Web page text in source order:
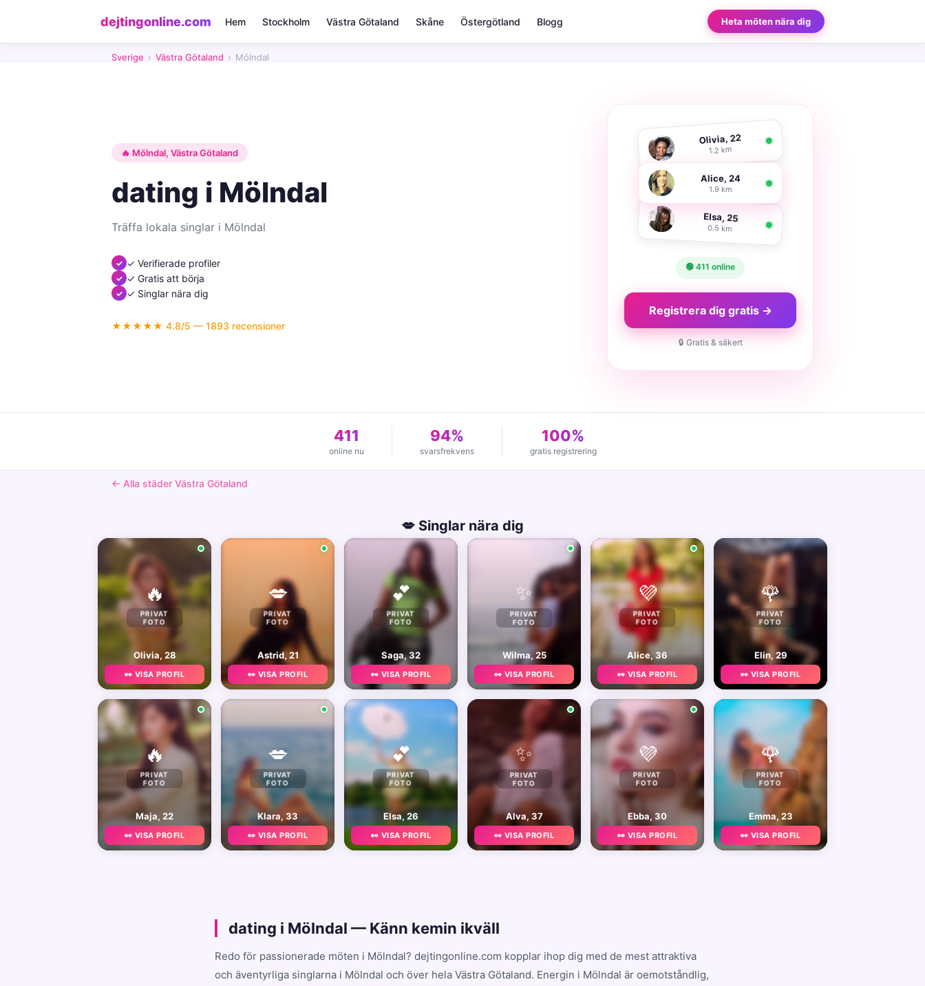
dejtingonline.com Hem Stockholm Västra Götaland Skåne Östergötland Blogg Heta möten nära dig
Sverige › Västra Götaland › Mölndal
🔥 Mölndal, Västra Götaland
dating i Mölndal
Träffa lokala singlar i Mölndal
✓ Verifierade profiler
✓ Gratis att börja
✓ Singlar nära dig
★★★★★ 4.8/5 — 1893 recensioner
Olivia, 22
1.2 km
Alice, 24
1.9 km
Elsa, 25
0.5 km
🟢 411 online
Registrera dig gratis →
🔒 Gratis & säkert
411
online nu
94%
svarsfrekvens
100%
gratis registrering
← Alla städer Västra Götaland
💋 Singlar nära dig
🔥
PRIVAT
FOTO
Olivia, 28
👀 VISA PROFIL
💋
PRIVAT
FOTO
Astrid, 21
👀 VISA PROFIL
💕
PRIVAT
FOTO
Saga, 32
👀 VISA PROFIL
✨
PRIVAT
FOTO
Wilma, 25
👀 VISA PROFIL
💜
PRIVAT
FOTO
Alice, 36
👀 VISA PROFIL
🌹
PRIVAT
FOTO
Elin, 29
👀 VISA PROFIL
🔥
PRIVAT
FOTO
Maja, 22
👀 VISA PROFIL
💋
PRIVAT
FOTO
Klara, 33
👀 VISA PROFIL
💕
PRIVAT
FOTO
Elsa, 26
👀 VISA PROFIL
✨
PRIVAT
FOTO
Alva, 37
👀 VISA PROFIL
💜
PRIVAT
FOTO
Ebba, 30
👀 VISA PROFIL
🌹
PRIVAT
FOTO
Emma, 23
👀 VISA PROFIL
dating i Mölndal — Känn kemin ikväll
Redo för passionerade möten i Mölndal? dejtingonline.com kopplar ihop dig med de mest attraktiva
och äventyrliga singlarna i Mölndal och över hela Västra Götaland. Energin i Mölndal är oemotståndlig,